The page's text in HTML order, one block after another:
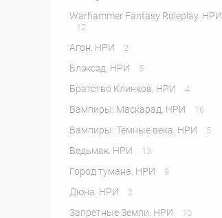
Warhammer Fantasy Roleplay. НРИ
12
Агон. НРИ 2
Блэксэд. НРИ 5
Братство Клинков. НРИ 4
Вампиры: Маскарад. НРИ 16
Вампиры: Тёмные века. НРИ 5
Ведьмак. НРИ 13
Город тумана. НРИ 9
Дюна. НРИ 2
Запретные Земли. НРИ 10